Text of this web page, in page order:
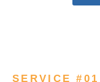
SERVICE #01